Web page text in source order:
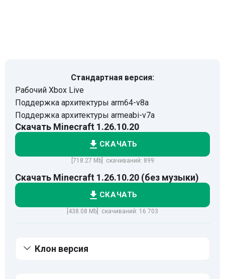
Стандартная версия:
Рабочий Xbox Live
Поддержка архитектуры arm64-v8a
Поддержка архитектуры armeabi-v7a
Скачать Minecraft 1.26.10.20
СКАЧАТЬ
[718.27 Mb] скачиваний: 899
Скачать Minecraft 1.26.10.20 (без музыки)
СКАЧАТЬ
[438.08 Mb] скачиваний: 16 703
Клон версия